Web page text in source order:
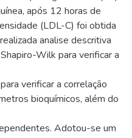
após 12 horas de
(LDL-C) foi obtida
analise descritiva
Wilk para verificar a
verificar a correlação
bioquímicos, além do
Adotou-se um